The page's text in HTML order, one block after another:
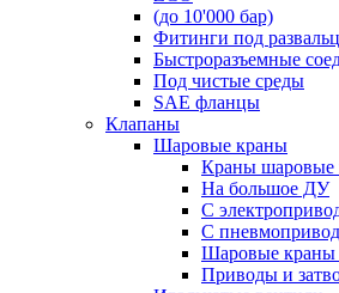
(до 10'000 бар)
Фитинги под
Быстроразъемные
Под чистые среды
SAE фланцы
Клапаны
Шаровые краны
Краны шаровые
На большое ДУ
С
С
Шаровые краны
Приводы и